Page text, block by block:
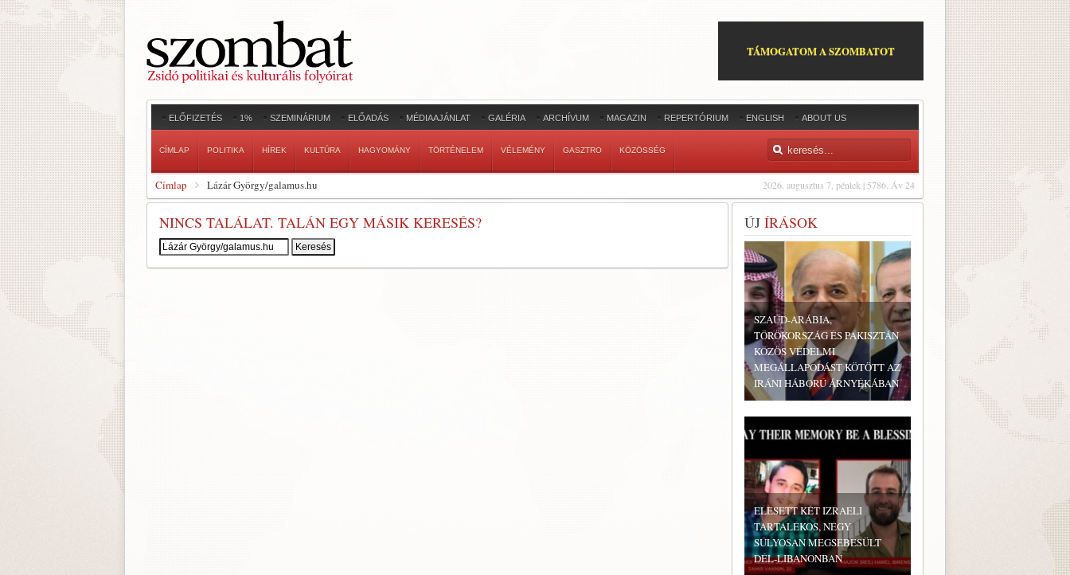
TÁMOGATOM A SZOMBATOT
ELŐFIZETÉS 1% SZEMINÁRIUM ELŐADÁS MÉDIAAJÁNLAT GALÉRIA ARCHÍVUM MAGAZIN REPERTÓRIUM ENGLISH ABOUT US
CÍMLAP POLITIKA HÍREK KULTÚRA HAGYOMÁNY TÖRTÉNELEM VÉLEMÉNY GASZTRO KÖZÖSSÉG
2026. augusztus 7, péntek | 5786. Áv 24
Címlap Lázár György/galamus.hu
NINCS TALÁLAT. TALÁN EGY MÁSIK KERESÉS?
Keresés:
ÚJ ÍRÁSOK
SZAÚD-ARÁBIA,
TÖRÖKORSZÁG ÉS PAKISZTÁN
KÖZÖS VÉDELMI
MEGÁLLAPODÁST KÖTÖTT AZ
IRÁNI HÁBORÚ ÁRNYÉKÁBAN
ELESETT KÉT IZRAELI
TARTALÉKOS, NÉGY
SÚLYOSAN MEGSEBESÜLT
DÉL-LIBANONBAN